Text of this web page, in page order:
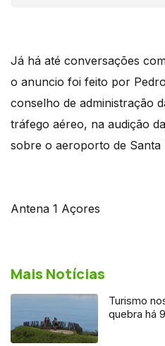
Já há até conversações
o anuncio foi feito por
conselho de administração
tráfego aéreo, na audição
sobre o aeroporto de Santa
Antena 1 Açores
Mais Notícias
Turismo
quebra há